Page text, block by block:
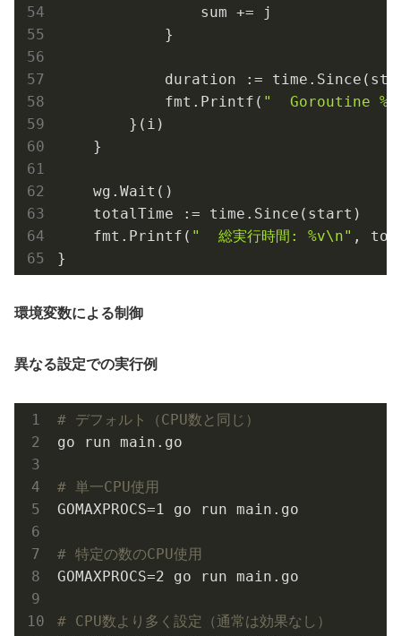
                sum += j
            }
duration :=
            fmt.Printf(
"  Goroutine %d
        }(i)
    }
    wg.Wait()
    totalTime := time.Since(start)
    fmt.Printf(
"  総実行時間: %v\n" ,
環境変数による制御
異なる設定での実行例
# デフォルト（CPU数と同じ）
go run main.go
# 単一CPU使用
GOMAXPROCS=1 go run main.go
# 特定の数のCPU使用
GOMAXPROCS=2 go run main.go
# CPU数より多く設定（通常は効果なし）